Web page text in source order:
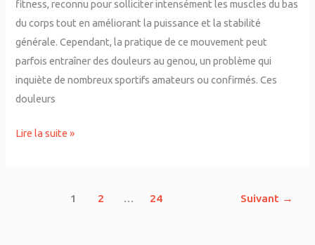
fitness, reconnu pour solliciter intensément les muscles du bas
du corps tout en améliorant la puissance et la stabilité
générale. Cependant, la pratique de ce mouvement peut
parfois entraîner des douleurs au genou, un problème qui
inquiète de nombreux sportifs amateurs ou confirmés. Ces
douleurs
Lire la suite »
1 2 … 24 Suivant →